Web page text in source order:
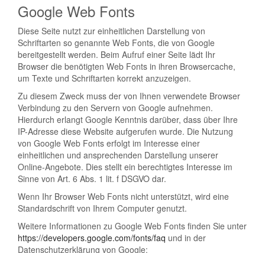
Google Web Fonts
Diese Seite nutzt zur einheitlichen Darstellung von
Schriftarten so genannte Web Fonts, die von Google
bereitgestellt werden. Beim Aufruf einer Seite lädt Ihr
Browser die benötigten Web Fonts in ihren Browsercache,
um Texte und Schriftarten korrekt anzuzeigen.
Zu diesem Zweck muss der von Ihnen verwendete Browser
Verbindung zu den Servern von Google aufnehmen.
Hierdurch erlangt Google Kenntnis darüber, dass über Ihre
IP-Adresse diese Website aufgerufen wurde. Die Nutzung
von Google Web Fonts erfolgt im Interesse einer
einheitlichen und ansprechenden Darstellung unserer
Online-Angebote. Dies stellt ein berechtigtes Interesse im
Sinne von Art. 6 Abs. 1 lit. f DSGVO dar.
Wenn Ihr Browser Web Fonts nicht unterstützt, wird eine
Standardschrift von Ihrem Computer genutzt.
Weitere Informationen zu Google Web Fonts finden Sie unter
https://developers.google.com/fonts/faq und in der
Datenschutzerklärung von Google: